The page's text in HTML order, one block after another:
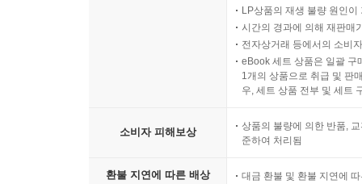
LP상품의 재생 불량 원인
시간의 경과에 의해 재판매
전자상거래 등에서의 소비
eBook 세트 상품은 일괄 구
1개의 상품으로 취급 및 판
우, 세트 상품 전부 및 세트
소비자 피해보상
상품의 불량에 의한 반품,
준하여 처리됨
환불 지연에 따른 배상 대금 환불 및 환불 지연에